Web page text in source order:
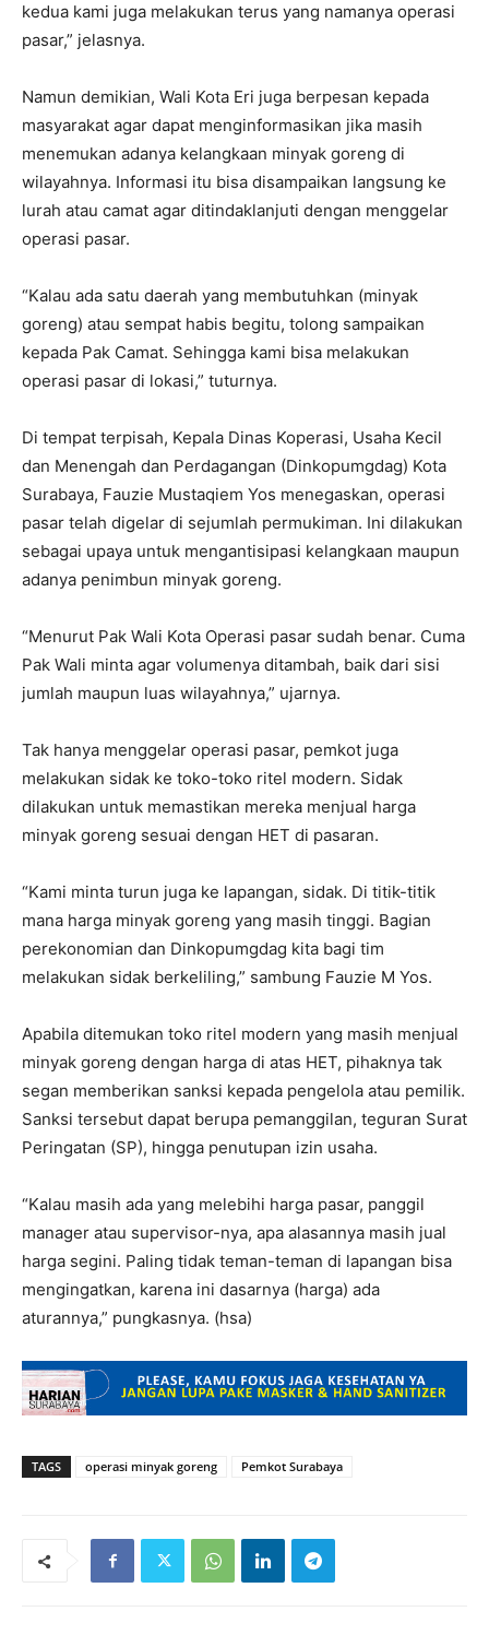
kedua kami juga melakukan terus yang namanya operasi
pasar,” jelasnya.
Namun demikian, Wali Kota Eri juga berpesan kepada
masyarakat agar dapat menginformasikan jika masih
menemukan adanya kelangkaan minyak goreng di
wilayahnya. Informasi itu bisa disampaikan langsung ke
lurah atau camat agar ditindaklanjuti dengan menggelar
operasi pasar.
“Kalau ada satu daerah yang membutuhkan (minyak
goreng) atau sempat habis begitu, tolong sampaikan
kepada Pak Camat. Sehingga kami bisa melakukan
operasi pasar di lokasi,” tuturnya.
Di tempat terpisah, Kepala Dinas Koperasi, Usaha Kecil
dan Menengah dan Perdagangan (Dinkopumgdag) Kota
Surabaya, Fauzie Mustaqiem Yos menegaskan, operasi
pasar telah digelar di sejumlah permukiman. Ini dilakukan
sebagai upaya untuk mengantisipasi kelangkaan maupun
adanya penimbun minyak goreng.
“Menurut Pak Wali Kota Operasi pasar sudah benar. Cuma
Pak Wali minta agar volumenya ditambah, baik dari sisi
jumlah maupun luas wilayahnya,” ujarnya.
Tak hanya menggelar operasi pasar, pemkot juga
melakukan sidak ke toko-toko ritel modern. Sidak
dilakukan untuk memastikan mereka menjual harga
minyak goreng sesuai dengan HET di pasaran.
“Kami minta turun juga ke lapangan, sidak. Di titik-titik
mana harga minyak goreng yang masih tinggi. Bagian
perekonomian dan Dinkopumgdag kita bagi tim
melakukan sidak berkeliling,” sambung Fauzie M Yos.
Apabila ditemukan toko ritel modern yang masih menjual
minyak goreng dengan harga di atas HET, pihaknya tak
segan memberikan sanksi kepada pengelola atau pemilik.
Sanksi tersebut dapat berupa pemanggilan, teguran Surat
Peringatan (SP), hingga penutupan izin usaha.
“Kalau masih ada yang melebihi harga pasar, panggil
manager atau supervisor-nya, apa alasannya masih jual
harga segini. Paling tidak teman-teman di lapangan bisa
mengingatkan, karena ini dasarnya (harga) ada
aturannya,” pungkasnya. (hsa)
TAGS operasi minyak goreng Pemkot Surabaya